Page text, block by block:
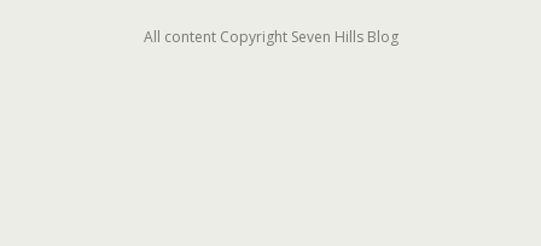
All content Copyright Seven Hills Blog